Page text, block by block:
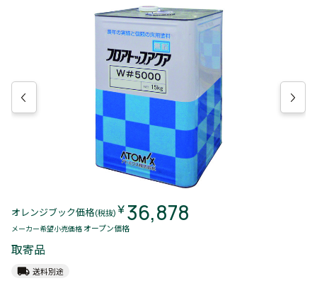
オレンジブック価格(税抜) ￥36,878
メーカー希望小売価格 オープン価格
取寄品
local_shipping 送料別途